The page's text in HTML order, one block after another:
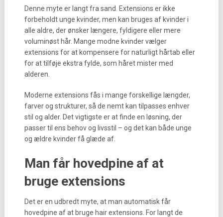
Denne myte er langt fra sand. Extensions er ikke
forbeholdt unge kvinder, men kan bruges af kvinder i
alle aldre, der ønsker længere, fyldigere eller mere
voluminøst hår. Mange modne kvinder vælger
extensions for at kompensere for naturligt hårtab eller
for at tilføje ekstra fylde, som håret mister med
alderen.
Moderne extensions fås i mange forskellige længder,
farver og strukturer, så de nemt kan tilpasses enhver
stil og alder. Det vigtigste er at finde en løsning, der
passer til ens behov og livsstil – og det kan både unge
og ældre kvinder få glæde af.
Man får hovedpine af at
bruge extensions
Det er en udbredt myte, at man automatisk får
hovedpine af at bruge hair extensions. For langt de